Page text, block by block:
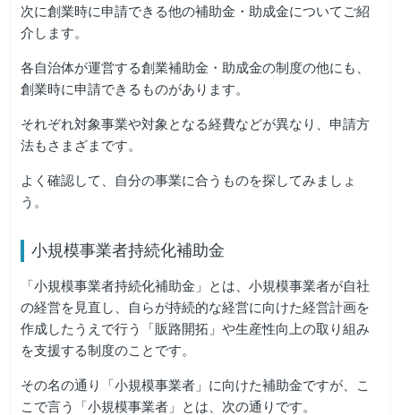
次に創業時に申請できる他の補助金・助成金についてご紹
介します。
各自治体が運営する創業補助金・助成金の制度の他にも、
創業時に申請できるものがあります。
それぞれ対象事業や対象となる経費などが異なり、申請方
法もさまざまです。
よく確認して、自分の事業に合うものを探してみましょ
う。
小規模事業者持続化補助金
「小規模事業者持続化補助金」とは、小規模事業者が自社
の経営を見直し、自らが持続的な経営に向けた経営計画を
作成したうえで行う「販路開拓」や生産性向上の取り組み
を支援する制度のことです。
その名の通り「小規模事業者」に向けた補助金ですが、こ
こで言う「小規模事業者」とは、次の通りです。